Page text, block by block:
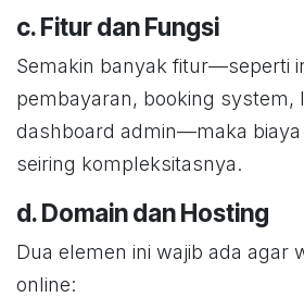
c. Fitur dan Fungsi
Semakin banyak fitur—seperti
pembayaran, booking system,
dashboard admin—maka
seiring kompleksitasnya.
d. Domain dan Hosting
Dua elemen ini wajib ada agar
online: